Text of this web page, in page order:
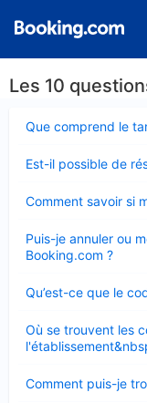
Les 10
Que comprend le
fermé
Est-il possible de
fermé
Comment savoir si
fermé
Puis-je annuler ou
Booking.com ?
fermé
Qu’est-ce que le
fermé
Où se trouvent les
fermé
Comment puis-je
fermé